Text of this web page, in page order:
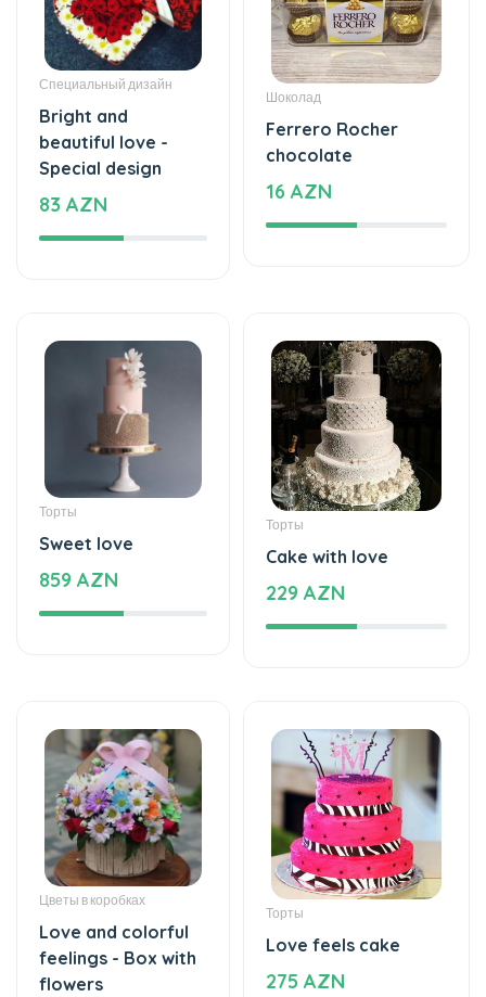
Специальный дизайн
Bright and
beautiful love -
Special design
83 AZN
Шоколад
Ferrero Rocher
chocolate
16 AZN
Торты
Sweet love
859 AZN
Торты
Cake with love
229 AZN
Цветы в коробках
Love and colorful
feelings - Box with
flowers
Торты
Love feels cake
275 AZN